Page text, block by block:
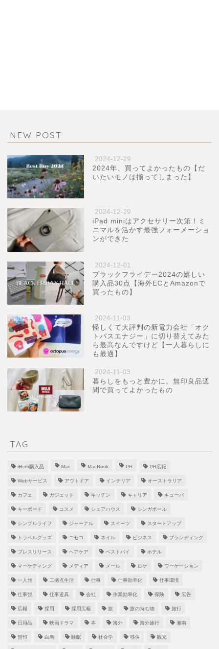
NEW POST
2024-12-29
2024年、買ってよかったもの【だ
いたいモノは揃ってしまった】
2024-12-29
iPad miniはアクセサリー次第！ミ
ニマルを活かす最強フォーメーショ
ンができた
2024-12-01
ブラックフライデー2024の嬉しい
購入品30点【海外ECとAmazonで
買ったもの】
2024-11-03
怪しくて大評判の新電力会社「オク
トパスエナジー」に切り替えてみた
ら最高なんですけど【一人暮らしに
も最適】
2024-11-03
暮らしをもっと豊かに。無印良品週
間で買ってよかったもの
TAG
iHerb購入品 Mac MacBook PR PR広報
Webサービス アウトドア インテリア オーストラリア
カフェ ガジェット キッチン キャリア キューバ
キーボード コスメ シェアハウス シンガポール
シンプルライフ ジャーナル スイーツ スタートアップ
トラベルグッズ ニセコ ネイル ビジネス ブランディング
プレスリリース ヘアケア ベストバイ ホテル
マーケティング メディア メール ロケ ワーケーション
一人旅 二拠点生活 仕事 仕事効率化 仕事環境
仕事観 仕事道具 会社 作業効率化 保険 広告
広報 採用 採用広報 旅 旅の持ち物 旅行
日用品 映画ドラマ 本 海外 海外旅行 湘南
無印 白馬 睡眠 社会学 移住 観光